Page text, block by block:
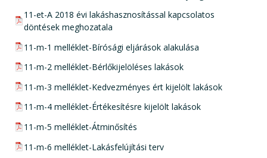
pdf csatolmány:
11-et-A 2018 évi lakáshasznosítással kapcsolatos
döntések meghozatala
pdf csatolmány:
11-m-1 melléklet-Bírósági eljárások alakulása
pdf csatolmány:
11-m-2 melléklet-Bérlőkijelöléses lakások
pdf csatolmány:
11-m-3 melléklet-Kedvezményes ért kijelölt lakások
pdf csatolmány:
11-m-4 melléklet-Értékesítésre kijelölt lakások
pdf csatolmány:
11-m-5 melléklet-Átminősítés
pdf csatolmány:
11-m-6 melléklet-Lakásfelújítási terv